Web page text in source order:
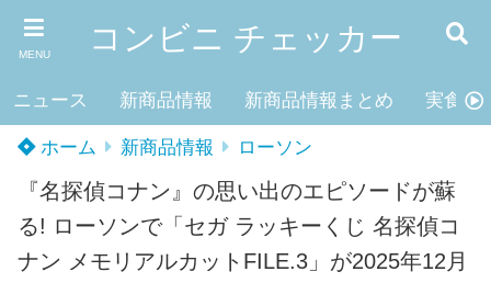
MENU コンビニ チェッカー
ニュース 新商品情報 新商品情報まとめ 実食レ
ホーム 新商品情報 ローソン
『名探偵コナン』の思い出のエピソードが蘇
る! ローソンで「セガ ラッキーくじ 名探偵コ
ナン メモリアルカットFILE.3」が2025年12月